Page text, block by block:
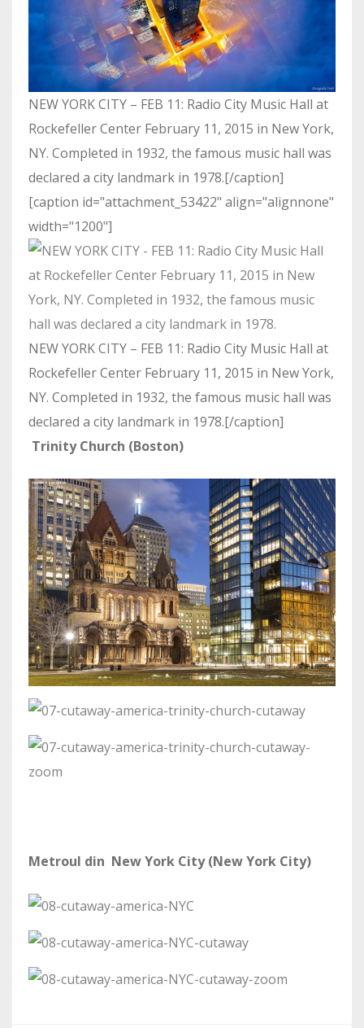
NEW YORK CITY – FEB 11: Radio City Music Hall at
Rockefeller Center February 11, 2015 in New York,
NY. Completed in 1932, the famous music hall was
declared a city landmark in 1978.[/caption]
[caption id="attachment_53422" align="alignnone"
width="1200"]
NEW YORK CITY – FEB 11: Radio City Music Hall at
Rockefeller Center February 11, 2015 in New York,
NY. Completed in 1932, the famous music hall was
declared a city landmark in 1978.[/caption]
Trinity Church (Boston)
Metroul din New York City (New York City)